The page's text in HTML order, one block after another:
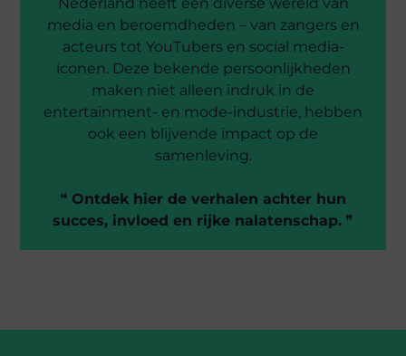
media en beroemdheden – van zangers en
acteurs tot YouTubers en social media-
iconen. Deze bekende persoonlijkheden
maken niet alleen indruk in de
entertainment- en mode-industrie, hebben
ook een blijvende impact op de
samenleving.
❝ Ontdek hier de verhalen achter hun
succes, invloed en rijke nalatenschap. ❞